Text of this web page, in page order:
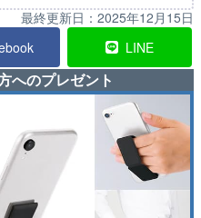
最終更新日： 2025年12月15日
LINE
へのプレゼント